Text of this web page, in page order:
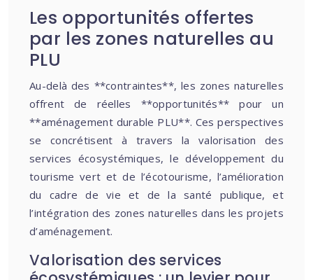
Les opportunités offertes
par les zones naturelles au
PLU
Au-delà des **contraintes**, les zones naturelles
offrent de réelles **opportunités** pour un
**aménagement durable PLU**. Ces perspectives
se concrétisent à travers la valorisation des
services écosystémiques, le développement du
tourisme vert et de l’écotourisme, l’amélioration
du cadre de vie et de la santé publique, et
l’intégration des zones naturelles dans les projets
d’aménagement.
Valorisation des services